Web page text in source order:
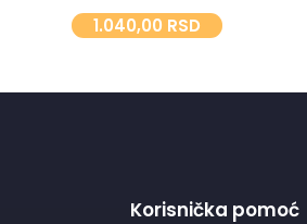
1.040,00 RSD
Korisnička pomoć